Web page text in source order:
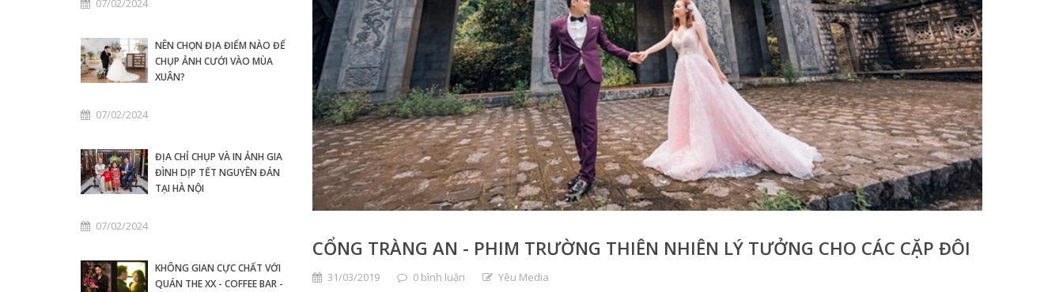
07/02/2024
NÊN CHỌN ĐỊA ĐIỂM NÀO ĐỂ
CHỤP ẢNH CƯỚI VÀO MÙA
XUÂN?
07/02/2024
ĐỊA CHỈ CHỤP VÀ IN ẢNH GIA
ĐÌNH DỊP TẾT NGUYÊN ĐÁN
TẠI HÀ NỘI
07/02/2024
KHÔNG GIAN CỰC CHẤT VỚI
QUÁN THE XX - COFFEE BAR -
CỔNG TRÀNG AN - PHIM TRƯỜNG THIÊN NHIÊN LÝ TƯỞNG CHO CÁC CẶP ĐÔI
31/03/2019 0 bình luận Yêu Media